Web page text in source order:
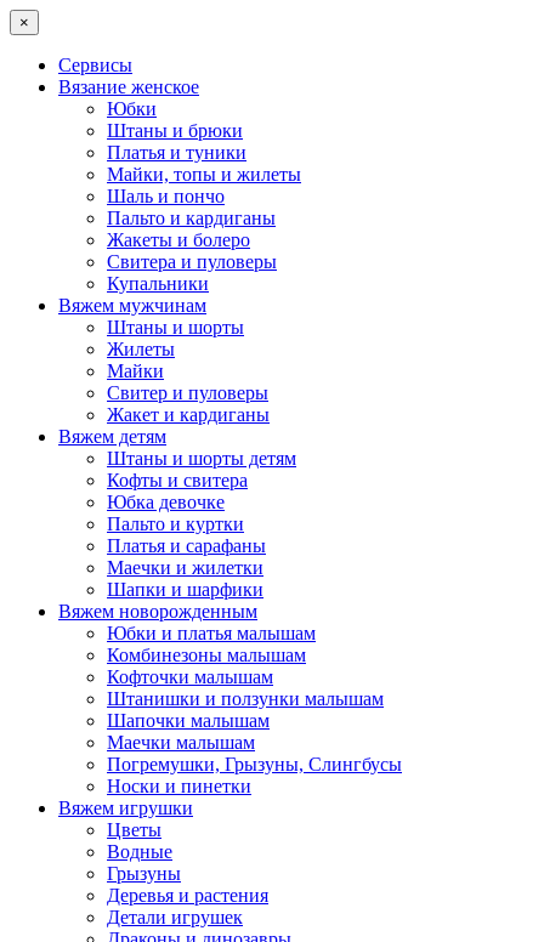
×
Сервисы
Вязание женское
Юбки
Штаны и брюки
Платья и туники
Майки, топы и жилеты
Шаль и пончо
Пальто и кардиганы
Жакеты и болеро
Свитера и пуловеры
Купальники
Вяжем мужчинам
Штаны и шорты
Жилеты
Майки
Свитер и пуловеры
Жакет и кардиганы
Вяжем детям
Штаны и шорты детям
Кофты и свитера
Юбка девочке
Пальто и куртки
Платья и сарафаны
Маечки и жилетки
Шапки и шарфики
Вяжем новорожденным
Юбки и платья малышам
Комбинезоны малышам
Кофточки малышам
Штанишки и ползунки малышам
Шапочки малышам
Маечки малышам
Погремушки, Грызуны, Слингбусы
Носки и пинетки
Вяжем игрушки
Цветы
Водные
Грызуны
Деревья и растения
Детали игрушек